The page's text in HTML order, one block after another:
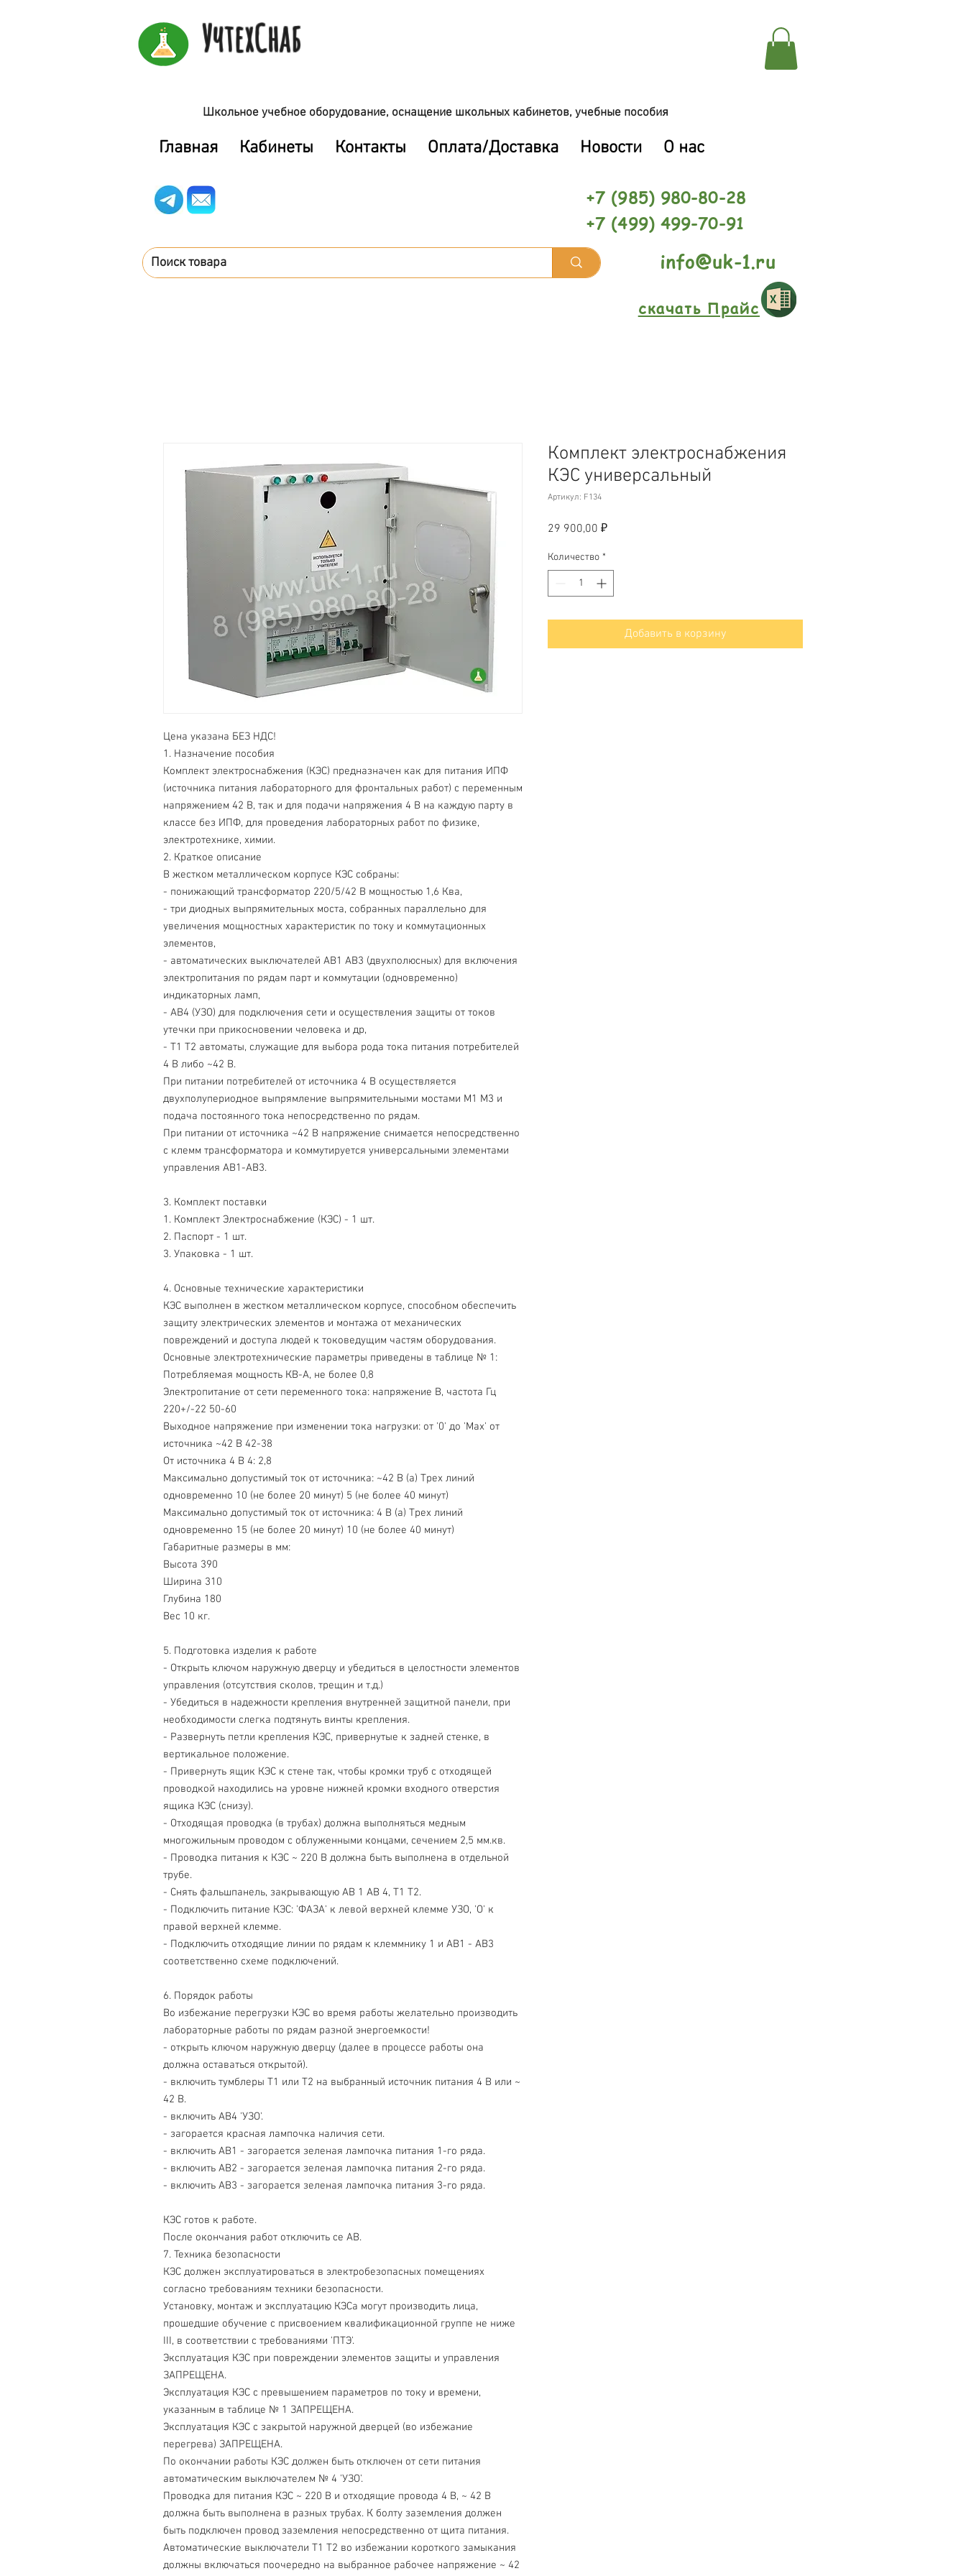
УчтехСнаб
Школьное учебное оборудование, оснащение школьных кабинетов, учебные пособия
Главная Кабинеты Контакты Оплата/Доставка Новости О нас
+7 (985) 980-80-28
+7 (499) 499-70-91
info@uk-1.ru
скачать Прайс
Цена указана БЕЗ НДС!
1. Назначение пособия
Комплект электроснабжения (КЭС) предназначен как для питания ИПФ
(источника питания лабораторного для фронтальных работ) с переменным
напряжением 42 В, так и для подачи напряжения 4 В на каждую парту в
классе без ИПФ, для проведения лабораторных работ по физике,
электротехнике, химии.
2. Краткое описание
В жестком металлическом корпусе КЭС собраны:
- понижающий трансформатор 220/5/42 В мощностью 1,6 Ква,
- три диодных выпрямительных моста, собранных параллельно для
увеличения мощностных характеристик по току и коммутационных
элементов,
- автоматических выключателей АВ1 АВ3 (двухполюсных) для включения
электропитания по рядам парт и коммутации (одновременно)
индикаторных ламп,
- АВ4 (УЗО) для подключения сети и осуществления защиты от токов
утечки при прикосновении человека и др,
- Т1 Т2 автоматы, служащие для выбора рода тока питания потребителей
4 В либо ~42 В.
При питании потребителей от источника 4 В осуществляется
двухполупериодное выпрямление выпрямительными мостами М1 М3 и
подача постоянного тока непосредственно по рядам.
При питании от источника ~42 В напряжение снимается непосредственно
с клемм трансформатора и коммутируется универсальными элементами
управления АВ1-АВ3.
3. Комплект поставки
1. Комплект Электроснабжение (КЭС) - 1 шт.
2. Паспорт - 1 шт.
3. Упаковка - 1 шт.
4. Основные технические характеристики
КЭС выполнен в жестком металлическом корпусе, способном обеспечить
защиту электрических элементов и монтажа от механических
повреждений и доступа людей к токоведущим частям оборудования.
Основные электротехнические параметры приведены в таблице № 1:
Потребляемая мощность КВ-А, не более 0,8
Электропитание от сети переменного тока: напряжение В, частота Гц
220+/-22 50-60
Выходное напряжение при изменении тока нагрузки: от '0' до 'Мах' от
источника ~42 В 42-38
От источника 4 В 4: 2,8
Максимально допустимый ток от источника: ~42 В (а) Трех линий
одновременно 10 (не более 20 минут) 5 (не более 40 минут)
Максимально допустимый ток от источника: 4 В (а) Трех линий
одновременно 15 (не более 20 минут) 10 (не более 40 минут)
Габаритные размеры в мм:
Высота 390
Ширина 310
Глубина 180
Вес 10 кг.
5. Подготовка изделия к работе
- Открыть ключом наружную дверцу и убедиться в целостности элементов
управления (отсутствия сколов, трещин и т.д.)
- Убедиться в надежности крепления внутренней защитной панели, при
необходимости слегка подтянуть винты крепления.
- Развернуть петли крепления КЭС, привернутые к задней стенке, в
вертикальное положение.
- Привернуть ящик КЭС к стене так, чтобы кромки труб с отходящей
проводкой находились на уровне нижней кромки входного отверстия
ящика КЭС (снизу).
- Отходящая проводка (в трубах) должна выполняться медным
многожильным проводом с облуженными концами, сечением 2,5 мм.кв.
- Проводка питания к КЭС ~ 220 В должна быть выполнена в отдельной
трубе.
- Снять фальшпанель, закрывающую АВ 1 АВ 4, Т1 Т2.
- Подключить питание КЭС: 'ФАЗА' к левой верхней клемме УЗО, 'О' к
правой верхней клемме.
- Подключить отходящие линии по рядам к клеммнику 1 и АВ1 - АВ3
соответственно схеме подключений.
6. Порядок работы
Во избежание перегрузки КЭС во время работы желательно производить
лабораторные работы по рядам разной энергоемкости!
- открыть ключом наружную дверцу (далее в процессе работы она
должна оставаться открытой).
- включить тумблеры Т1 или Т2 на выбранный источник питания 4 В или ~
42 В.
- включить АВ4 'УЗО'.
- загорается красная лампочка наличия сети.
- включить АВ1 - загорается зеленая лампочка питания 1-го ряда.
- включить АВ2 - загорается зеленая лампочка питания 2-го ряда.
- включить АВ3 - загорается зеленая лампочка питания 3-го ряда.
КЭС готов к работе.
После окончания работ отключить се АВ.
7. Техника безопасности
КЭС должен эксплуатироваться в электробезопасных помещениях
согласно требованиям техники безопасности.
Установку, монтаж и эксплуатацию КЭСа могут производить лица,
прошедшие обучение с присвоением квалификационной группе не ниже
III, в соответствии с требованиями 'ПТЭ'.
Эксплуатация КЭС при повреждении элементов защиты и управления
ЗАПРЕЩЕНА.
Эксплуатация КЭС с превышением параметров по току и времени,
указанным в таблице № 1 ЗАПРЕЩЕНА.
Эксплуатация КЭС с закрытой наружной дверцей (во избежание
перегрева) ЗАПРЕЩЕНА.
По окончании работы КЭС должен быть отключен от сети питания
автоматическим выключателем № 4 'УЗО'.
Проводка для питания КЭС ~ 220 В и отходящие провода 4 В, ~ 42 В
должна быть выполнена в разных трубах. К болту заземления должен
быть подключен провод заземления непосредственно от щита питания.
Автоматические выключатели Т1 Т2 во избежании короткого замыкания
должны включаться поочередно на выбранное рабочее напряжение ~ 42
Комплект электроснабжения
КЭС универсальный
Артикул: F134
29 900,00 ₽Цена
Количество *
Добавить в корзину